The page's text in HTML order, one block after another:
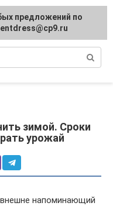
зимой. Сроки
урожай
напоминающий
предложений по